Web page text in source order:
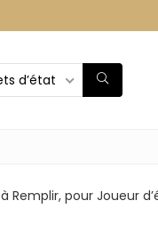
d’état
Remplir, pour Joueur